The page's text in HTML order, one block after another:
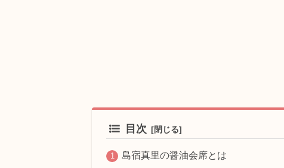
目次
島宿真里の醤油会席とは